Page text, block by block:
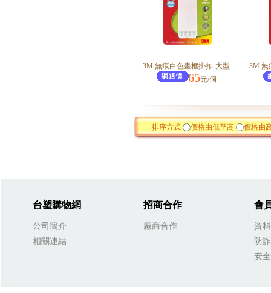
3M 無痕白色畫框掛扣-大型
65元/個
3M 無
排序方式 價格由低至高 價格由
台塑購物網
公司簡介
相關連結
招商合作
廠商合作
會
資
防
安